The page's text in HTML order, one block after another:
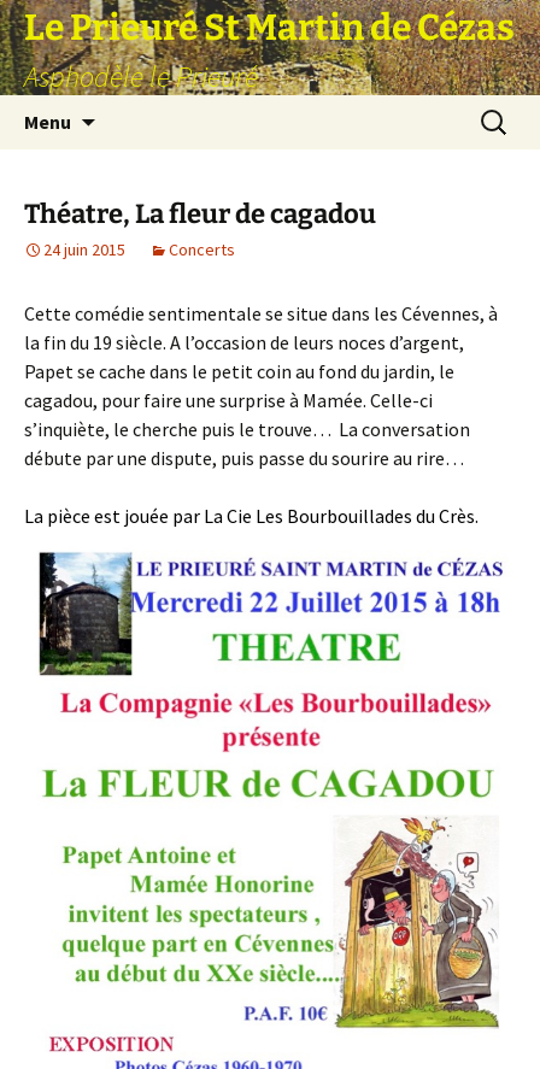
Aller
au
contenu
Le Prieuré St Martin de Cézas
Asphodèle le Prieuré
Menu
Théatre, La fleur de cagadou
24 juin 2015 Concerts
Cette comédie sentimentale se situe dans les Cévennes, à
la fin du 19 siècle. A l’occasion de leurs noces d’argent,
Papet se cache dans le petit coin au fond du jardin, le
cagadou, pour faire une surprise à Mamée. Celle-ci
s’inquiète, le cherche puis le trouve… La conversation
débute par une dispute, puis passe du sourire au rire…
La pièce est jouée par La Cie Les Bourbouillades du Crès.